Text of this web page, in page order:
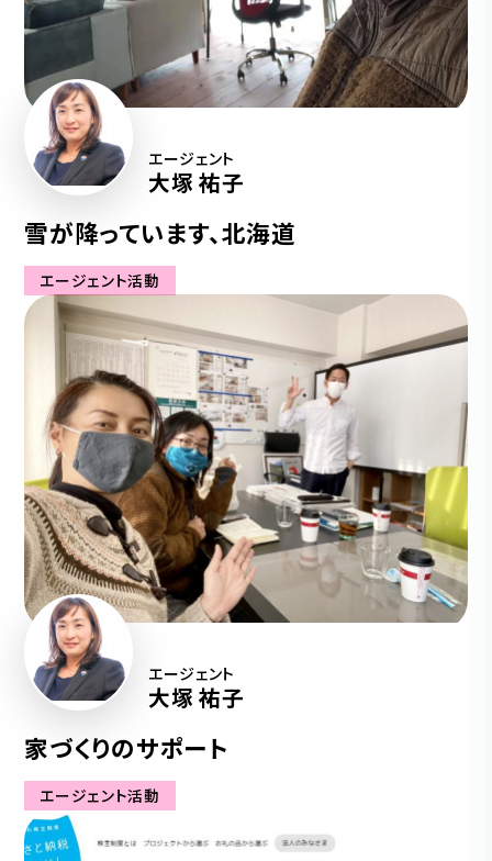
エージェント
大塚 祐子
雪が降っています、北海道
エージェント活動
エージェント
大塚 祐子
家づくりのサポート
エージェント活動